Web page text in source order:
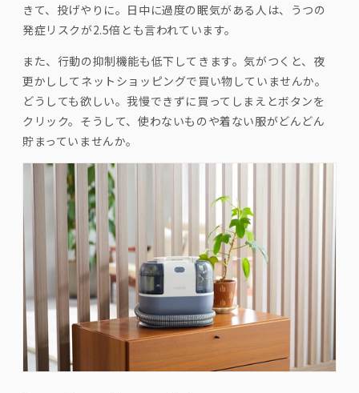
きて、投げやりに。日中に過度の眠気がある人は、うつの
発症リスクが2.5倍とも言われています。
また、行動の抑制機能も低下してきます。気がつくと、夜
更かししてネットショッピングで買い物していませんか。
どうしても欲しい。我慢できずに買ってしまえとボタンを
クリック。そうして、使わないものや着ない服がどんどん
貯まっていませんか。